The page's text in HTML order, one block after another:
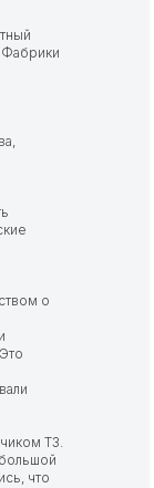
Фабрики
о
ТЗ.
что